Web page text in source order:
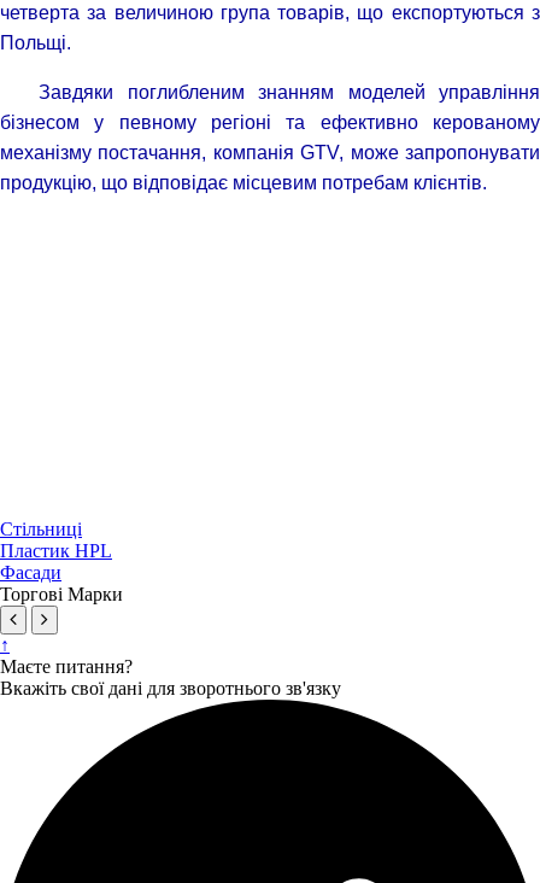
четверта за величиною група товарів, що експортуються з
Польщі.
Завдяки поглибленим знанням моделей управління
бізнесом у певному регіоні та ефективно керованому
механізму постачання, компанія GTV, може запропонувати
продукцію, що відповідає місцевим потребам клієнтів.
Стільниці
Пластик HPL
Фасади
Торгові Марки
↑
Маєте питання?
Вкажіть свої дані для зворотнього зв'язку